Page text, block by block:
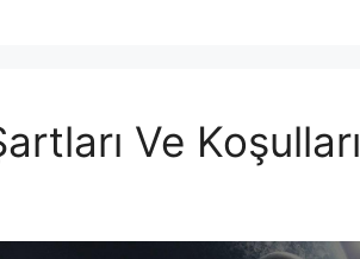
Ve Koşulları